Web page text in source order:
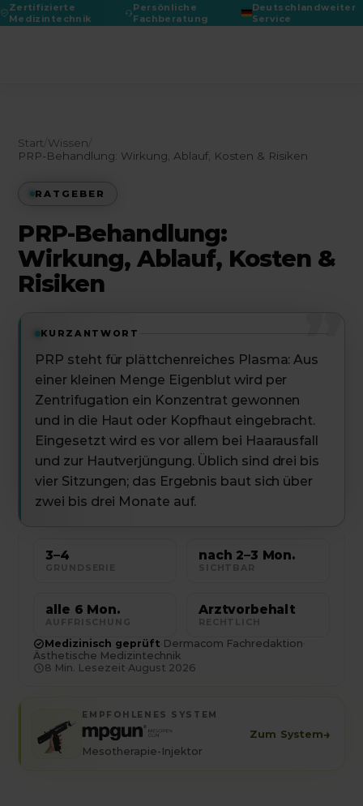
Zertifizierte
Medizintechnik
Persönliche
Fachberatung
Deutschlandweiter
Service
Start Wissen
PRP-Behandlung: Wirkung, Ablauf, Kosten & Risiken
RATGEBER
PRP-Behandlung:
Wirkung, Ablauf, Kosten &
Risiken
”
KURZANTWORT
PRP steht für plättchenreiches Plasma: Aus
einer kleinen Menge Eigenblut wird per
Zentrifugation ein Konzentrat gewonnen
und in die Haut oder Kopfhaut eingebracht.
Eingesetzt wird es vor allem bei Haarausfall
und zur Hautverjüngung. Üblich sind drei bis
vier Sitzungen; das Ergebnis baut sich über
zwei bis drei Monate auf.
3–4
GRUNDSERIE
nach 2–3 Mon.
SICHTBAR
alle 6 Mon.
AUFFRISCHUNG
Arztvorbehalt
RECHTLICH
Medizinisch geprüft Dermacom Fachredaktion
Ästhetische Medizintechnik
8 Min. Lesezeit ·August 2026
EMPFOHLENES SYSTEM
Mesotherapie-Injektor
Zum System→